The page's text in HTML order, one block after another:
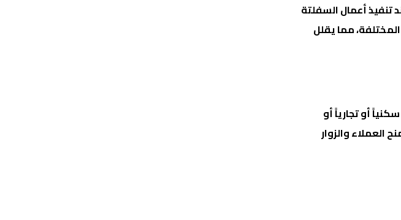
تنفيذ أعمال السفلتة
مما يقلل
أو تجارياً أو
العملاء والزوار